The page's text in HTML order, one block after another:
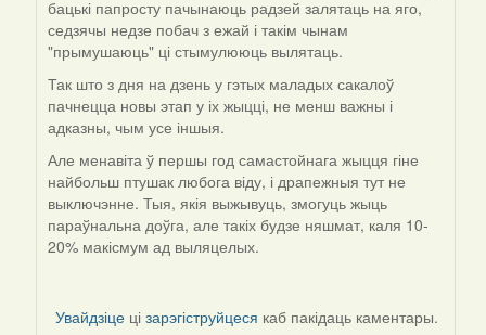
бацькі папросту пачынаюць радзей залятаць на яго,
седзячы недзе побач з ежай і такім чынам
"прымушаюць" ці стымулююць вылятаць.
Так што з дня на дзень у гэтых маладых сакалоў
пачнецца новы этап у іх жыцці, не менш важны і
адказны, чым усе іншыя.
Але менавіта ў першы год самастойнага жыцця гіне
найбольш птушак любога віду, і драпежныя тут не
выключэнне. Тыя, якія выжывуць, змогуць жыць
параўнальна доўга, але такіх будзе няшмат, каля 10-
20% макісмум ад выляцелых.
Увайдзіце цізарэгіструйцеся каб пакідаць каментары.